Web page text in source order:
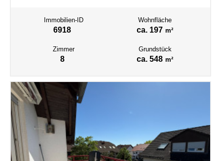
Immobilien-ID
6918
Wohnfläche
ca. 197 m²
Zimmer
8
Grundstück
ca. 548 m²